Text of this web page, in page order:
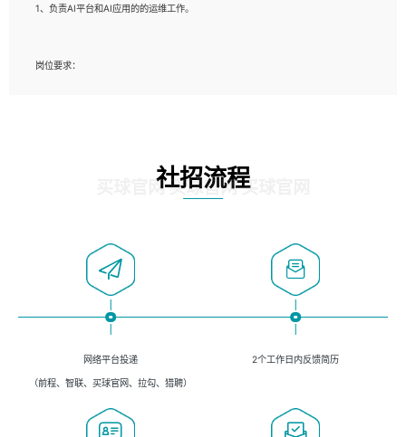
5、熟悉流程开发如使用activiti；
1、负责AI平台和AI应用的的运维工作。
岗位要求：
4、掌握DevOps思想、方法和流程。Jenkins工具使用；
5、掌握常见中间件配置与优化，如mysql、nginx等；
社招流程
买球官网 买球官网 买球官网
网络平台投递
（前程、智联、买球官网、拉勾、猎聘）
2个工作日内反馈简历